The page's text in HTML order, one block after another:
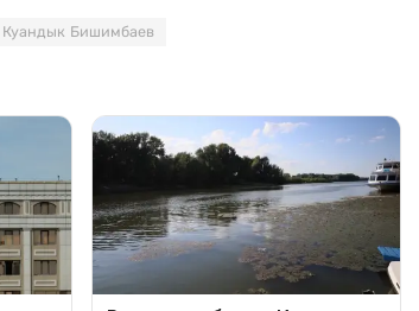
Куандык Бишимбаев